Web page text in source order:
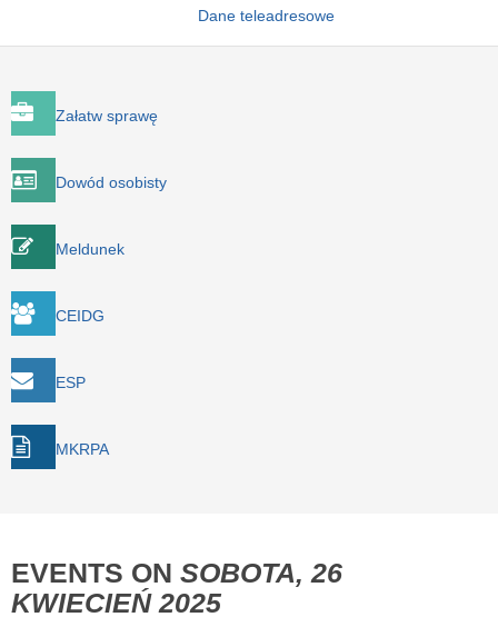
Dane teleadresowe
Załatw sprawę
Dowód osobisty
Meldunek
CEIDG
ESP
MKRPA
EVENTS ON SOBOTA, 26
KWIECIEŃ 2025